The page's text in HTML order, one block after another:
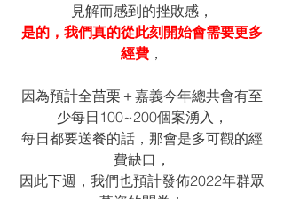
見解而感到的挫敗感，
是的，我們真的從此刻開始會需要更多
經費 ，
因為預計全苗栗＋嘉義今年總共會有至
少每日100~200個案湧入，
每日都要送餐的話，那會是多可觀的經
費缺口，
因此下週，我們也預計發佈2022年群眾